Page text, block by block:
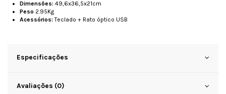
Dimensões: 49,6x36,5x21cm
Peso 2.95Kg
Acessórios:Teclado + Rato óptico USB
Especificações
Avaliações (0)